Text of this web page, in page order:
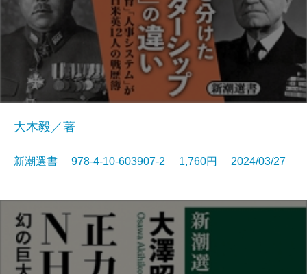
大木毅／著
新潮選書 978-4-10-603907-2 1,760円 2024/03/27